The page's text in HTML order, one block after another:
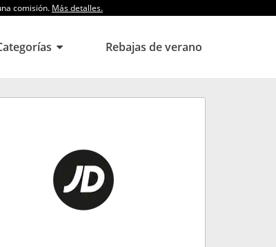
comisión. Más detalles.
Rebajas de verano